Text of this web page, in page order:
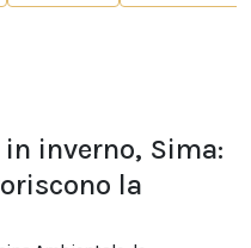
inverno, Sima:
la